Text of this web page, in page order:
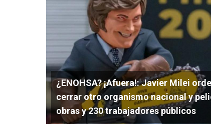
¿ENOHSA? ¡Afuera!: Javier Milei
cerrar otro organismo nacional y
obras y 230 trabajadores públicos